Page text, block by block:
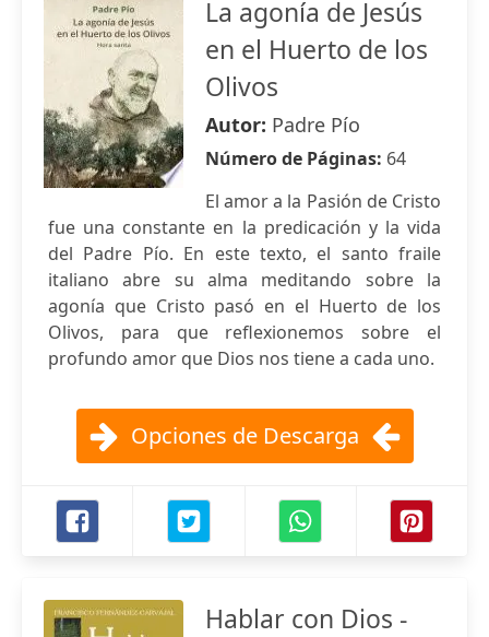
La agonía de Jesús
en el Huerto de los
Olivos
Autor: Padre Pío
Número de Páginas: 64
El amor a la Pasión de Cristo
fue una constante en la predicación y la vida
del Padre Pío. En este texto, el santo fraile
italiano abre su alma meditando sobre la
agonía que Cristo pasó en el Huerto de los
Olivos, para que reflexionemos sobre el
profundo amor que Dios nos tiene a cada uno.
Opciones de Descarga
Hablar con Dios -